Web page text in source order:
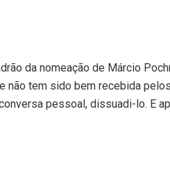
da nomeação de Márcio
não tem sido bem recebida
pessoal, dissuadi-lo. E